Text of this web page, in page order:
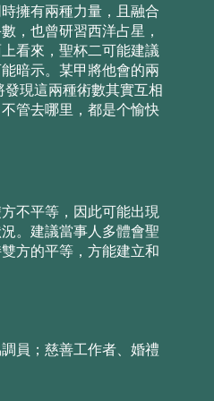
擁有兩種⼒量，且融合
，也曾研習西洋占星，
看來，聖杯⼆可能建議
暗⽰。某甲將他會的兩
現這兩種術數其實互相
管去哪里，都是个愉快
不平等，因此可能出現
。建議當事⼈多體會聖
⽅的平等，⽅能建⽴和
員；慈善工作者、婚禮